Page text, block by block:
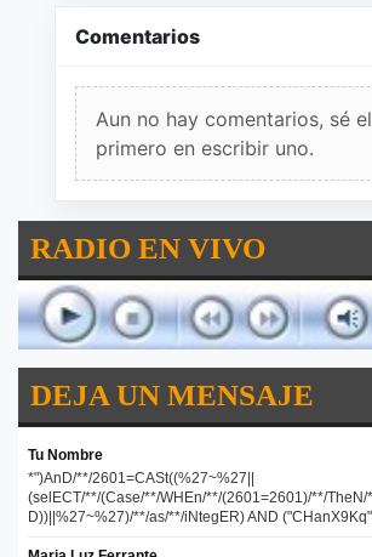
Comentarios
Aun no hay comentarios, sé el
primero en escribir uno.
RADIO EN VIVO
DEJA UN MENSAJE